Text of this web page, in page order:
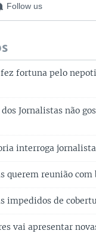
Follow us
fez fortuna pelo
Jornalistas não
interroga jornalista
querem reunião com
impedidos de
vai apresentar